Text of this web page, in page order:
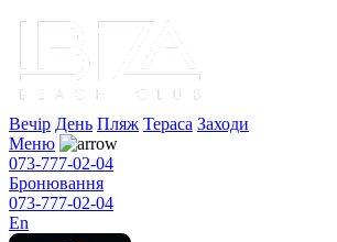
Вечір День Пляж Тераса Заходи
Меню
073-777-02-04
Бронювання
073-777-02-04
En